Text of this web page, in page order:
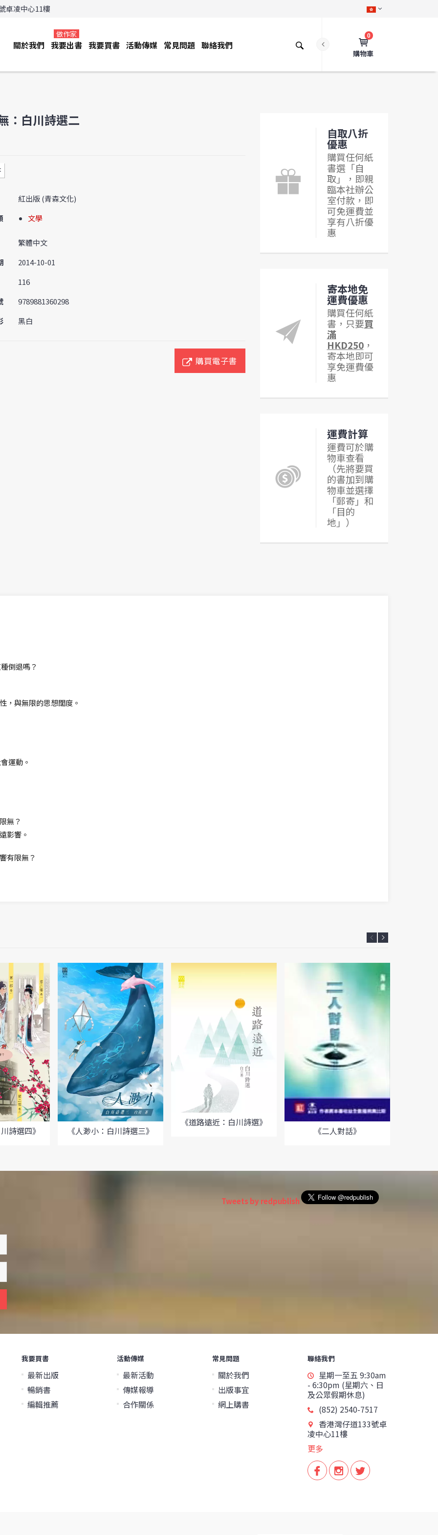
卓凌中心11樓
0
購物車
關於我們 我要出書
做作家
我要買書 活動傳媒 常見問題 聯絡我們
：白川詩選二
紅出版 (青森文化)
文學
繁體中文
2014-10-01
116
9789881360298
黑白
購買電子書
自取八折
優惠
購買任何紙
書選「自
取」，即親
臨本社辦公
室付款，即
可免運費並
享有八折優
惠
寄本地免
運費優惠
購買任何紙
書，只要買
滿
HKD250，
寄本地即可
享免運費優
惠
運費計算
運費可於購
物車查看
（先將要買
的書加到購
物車並選擇
「郵寄」和
「目的
地」）
倒退嗎？
，與無限的思想闊度。
運動。
無？
影響。
有限無？
詩選四》 《人渺小：白川詩選三》
《道路遠近：白川詩選》
《二人對話》
Tweets by redpublish
我要買書
最新出版
暢銷書
編輯推薦
活動傳媒
最新活動
傳媒報導
合作關係
常見問題
關於我們
出版事宜
網上購書
聯絡我們
星期一至五 9:30am
- 6:30pm (星期六、日
及公眾假期休息)
(852) 2540-7517
香港灣仔道133號卓
凌中心11樓
更多